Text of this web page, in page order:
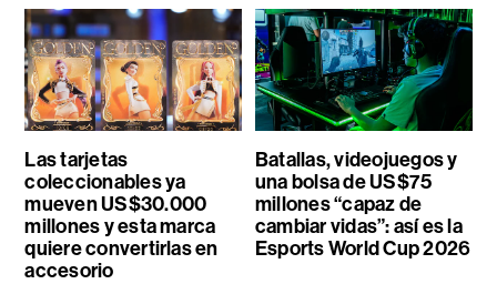
Las tarjetas
coleccionables ya
mueven US$30.000
millones y esta marca
quiere convertirlas en
accesorio
Batallas, videojuegos y
una bolsa de US$75
millones “capaz de
cambiar vidas”: así es la
Esports World Cup 2026